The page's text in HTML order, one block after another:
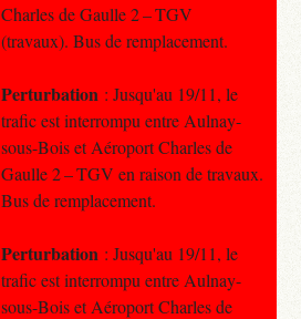
Charles de Gaulle 2 – TGV
(travaux). Bus de remplacement.
Perturbation : Jusqu'au 19/11, le
trafic est interrompu entre Aulnay-
sous-Bois et Aéroport Charles de
Gaulle 2 – TGV en raison de travaux.
Bus de remplacement.
Perturbation : Jusqu'au 19/11, le
trafic est interrompu entre Aulnay-
sous-Bois et Aéroport Charles de